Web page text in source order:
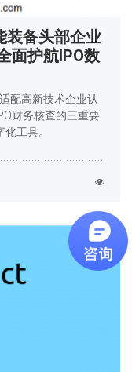
装备头部企业
面护航IPO数
配高新技术企业认
财务核查的三重要
工具。